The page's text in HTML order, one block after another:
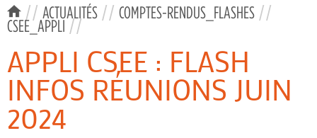
// ACTUALITÉS // COMPTES-RENDUS_FLASHES //
CSEE_APPLI //
APPLI CSEE : FLASH
INFOS RÉUNIONS JUIN
2024